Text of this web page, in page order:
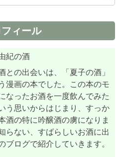
ィール
紀の酒
との出会いは、「夏子の酒」
漫画の本でした。この本のモ
なったお酒を一度飲んでみた
う思いからはじまり、すっか
酒の特に吟醸酒の虜になりま
らない、すばらしいお酒に出
ブログで紹介していきます。